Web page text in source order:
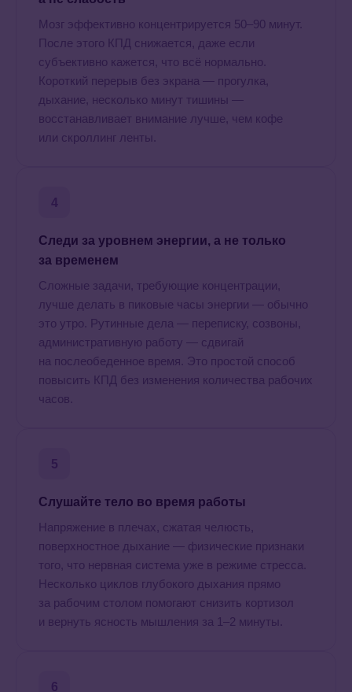
Мозг эффективно концентрируется 50–90 минут.
После этого КПД снижается, даже если
субъективно кажется, что всё нормально.
Короткий перерыв без экрана — прогулка,
дыхание, несколько минут тишины —
восстанавливает внимание лучше, чем кофе
или скроллинг ленты.
4
Следи за уровнем энергии, а не только
за временем
Сложные задачи, требующие концентрации,
лучше делать в пиковые часы энергии — обычно
это утро. Рутинные дела — переписку, созвоны,
административную работу — сдвигай
на послеобеденное время. Это простой способ
повысить КПД без изменения количества рабочих
часов.
5
Слушайте тело во время работы
Напряжение в плечах, сжатая челюсть,
поверхностное дыхание — физические признаки
того, что нервная система уже в режиме стресса.
Несколько циклов глубокого дыхания прямо
за рабочим столом помогают снизить кортизол
и вернуть ясность мышления за 1–2 минуты.
6